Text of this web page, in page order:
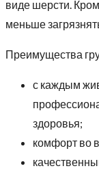
виде шерсти.
меньше
Преимущества
с каждым
здоровья;
комфорт во